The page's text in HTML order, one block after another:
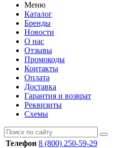
Меню
Каталог
Бренды
Новости
О нас
Отзывы
Промокоды
Контакты
Оплата
Доставка
Гарантия и возврат
Реквизиты
Схемы
Телефон 8 (800) 250-59-29